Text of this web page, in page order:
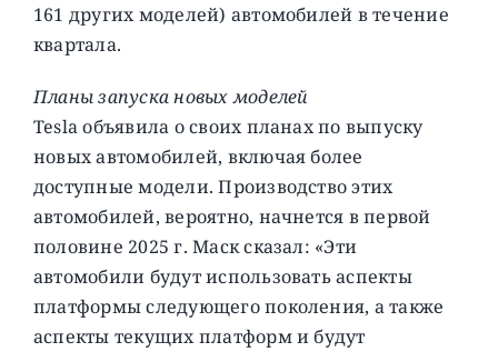
161 других моделей) автомобилей в течение
квартала.
Планы запуска новых моделей
Tesla объявила о своих планах по выпуску
новых автомобилей, включая более
доступные модели. Производство этих
автомобилей, вероятно, начнется в первой
половине 2025 г. Маск сказал: «Эти
автомобили будут использовать аспекты
платформы следующего поколения, а также
аспекты текущих платформ и будут